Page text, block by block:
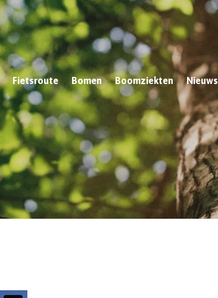
Fietsroute Bomen Boomziekten Nieuws